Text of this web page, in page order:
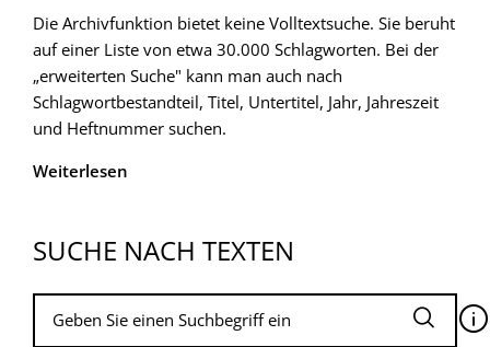
Die Archivfunktion bietet keine Volltextsuche. Sie beruht
auf einer Liste von etwa 30.000 Schlagworten. Bei der
„erweiterten Suche" kann man auch nach
Schlagwortbestandteil, Titel, Untertitel, Jahr, Jahreszeit
und Heftnummer suchen.
Weiterlesen
SUCHE NACH TEXTEN
🛈